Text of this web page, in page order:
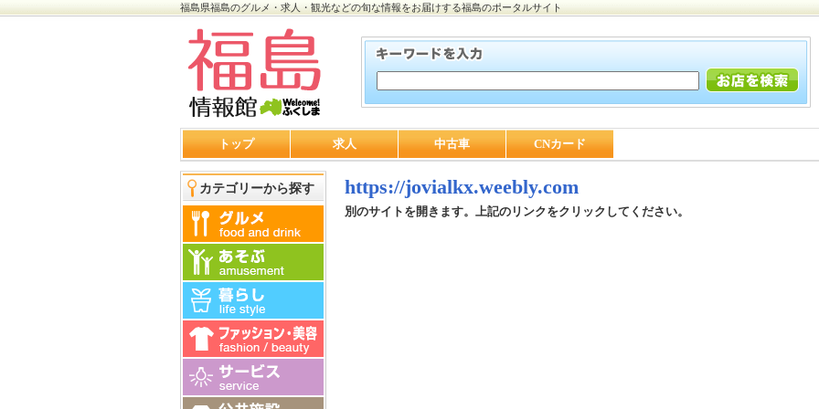
福島県福島のグルメ・求人・観光などの旬な情報をお届けする福島のポータルサイト
トップ 求人 中古車 CNカード
カテゴリーから探す https://jovialkx.weebly.com
別のサイトを開きます。上記のリンクをクリックしてください。